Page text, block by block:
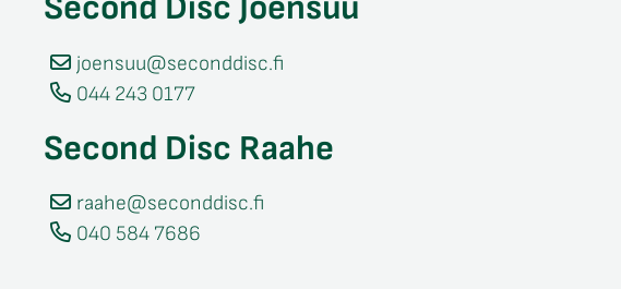
joensuu@seconddisc.fi
044 243 0177
Second Disc Raahe
raahe@seconddisc.fi
040 584 7686